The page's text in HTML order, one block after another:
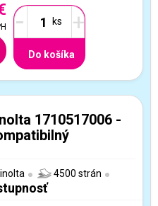
- +
Do košíka
1710517006 -
4500 strán